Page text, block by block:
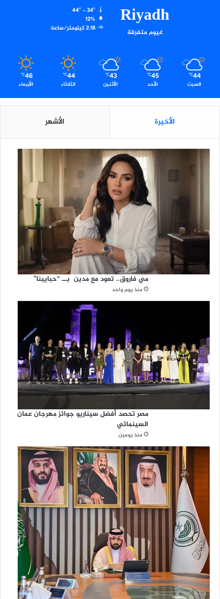
Riyadh
غيوم متفرقة
12%
2.18 كيلومتر/ساعة
44
℃
السبت
45
℃
الأحد
43
℃
الأثنين
44
℃
الثلاثاء
46
℃
الأربعاء
الأخيرة الأشهر
مي فاروق.. تعود مع مدين بــ “حبايبنا”
منذ يوم واحد
مصر تحصد أفضل سيناريو جوائز مهرجان عمان
السينمائي
منذ يومين